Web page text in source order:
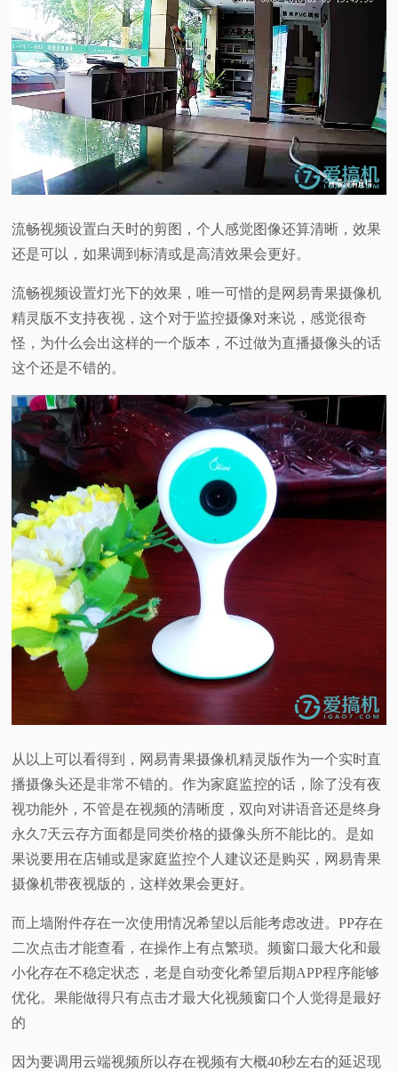
流畅视频设置白天时的剪图，个人感觉图像还算清晰，效果
还是可以，如果调到标清或是高清效果会更好。
流畅视频设置灯光下的效果，唯一可惜的是网易青果摄像机
精灵版不支持夜视，这个对于监控摄像对来说，感觉很奇
怪，为什么会出这样的一个版本，不过做为直播摄像头的话
这个还是不错的。
从以上可以看得到，网易青果摄像机精灵版作为一个实时直
播摄像头还是非常不错的。作为家庭监控的话，除了没有夜
视功能外，不管是在视频的清晰度，双向对讲语音还是终身
永久7天云存方面都是同类价格的摄像头所不能比的。是如
果说要用在店铺或是家庭监控个人建议还是购买，网易青果
摄像机带夜视版的，这样效果会更好。
而上墙附件存在一次使用情况希望以后能考虑改进。PP存在
二次点击才能查看，在操作上有点繁琐。频窗口最大化和最
小化存在不稳定状态，老是自动变化希望后期APP程序能够
优化。果能做得只有点击才最大化视频窗口个人觉得是最好
的
因为要调用云端视频所以存在视频有大概40秒左右的延迟现